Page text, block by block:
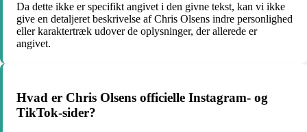
Da dette ikke er specifikt angivet i den givne tekst, kan vi ikke
give en detaljeret beskrivelse af Chris Olsens indre personlighed
eller karaktertræk udover de oplysninger, der allerede er
angivet.
Hvad er Chris Olsens officielle Instagram- og
TikTok-sider?